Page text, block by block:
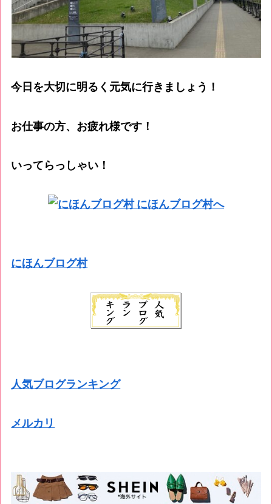
今日を大切に明るく元気に行きましょう！
お仕事の方、お疲れ様です！
いってらっしゃい！
にほんブログ村
人気ブログランキング
メルカリ